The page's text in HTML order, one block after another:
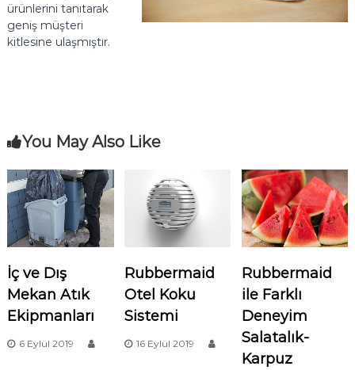
ürünlerini tanıtarak
geniş müşteri
kitlesine ulaşmıştır.
You May Also Like
İç ve Dış
Mekan Atık
Ekipmanları
6 Eylül 2019
Rubbermaid
Otel Koku
Sistemi
16 Eylül 2019
Rubbermaid
ile Farklı
Deneyim
Salatalık-
Karpuz